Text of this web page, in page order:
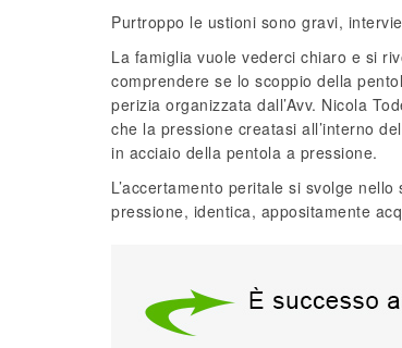
Purtroppo le ustioni sono gravi,
La famiglia vuole vederci chiaro e si
comprendere se lo scoppio della
perizia organizzata dall’Avv. Nicola
che la pressione creatasi all’interno
in acciaio della pentola a pressione.
L’accertamento peritale si svolge
pressione, identica, appositamente